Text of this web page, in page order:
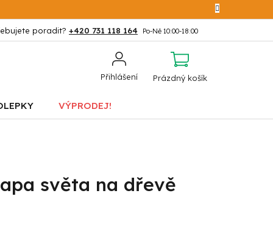
+420 731 118 164
Přihlášení
NÁKUPNÍ
Prázdný košík
VÝPRODEJ!
světa na dřevě